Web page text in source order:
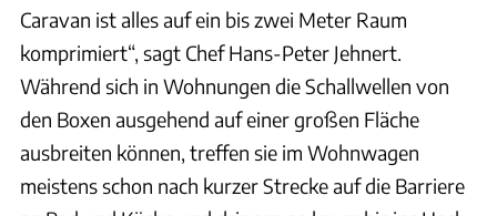
Caravan ist alles auf ein bis zwei Meter Raum
komprimiert“, sagt Chef Hans-Peter Jehnert.
Während sich in Wohnungen die Schallwellen von
den Boxen ausgehend auf einer großen Fläche
ausbreiten können, treffen sie im Wohnwagen
meistens schon nach kurzer Strecke auf die Barriere